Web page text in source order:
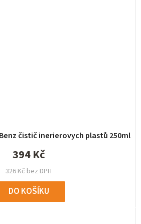
čistič inerierovych plastů 250ml
326 Kč bez DPH
394 Kč
DO KOŠÍKU